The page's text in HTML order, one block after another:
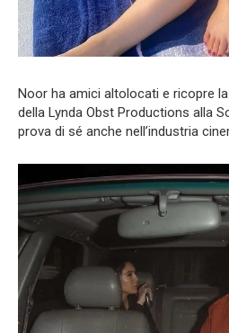
Noor ha amici altolocati e ricopre
della Lynda Obst Productions alla
prova di sé anche nell’industria